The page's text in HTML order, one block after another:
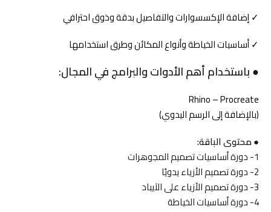
✓ إضافة الإكسسوارات والتفاصيل بدقة وذوق احترافي
✓ أساسيات الخياطة وأنواع المكائن وطرق استخدامها
●باستخدام أهم الأدوات والبرامج في المجال:
Rhino – Procreate
(بالإضافة إلى الرسم اليدوي)
●محتوى الباقة:
1- دورة أساسيات تصميم المجوهرات
2- دورة تصميم الأزياء يدويًا
3- دورة تصميم الأزياء على الآيباد
4- دورة أساسيات الخياطة